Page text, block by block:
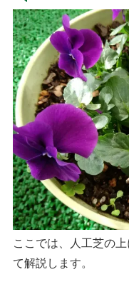
ここでは、人工芝の
て解説します。